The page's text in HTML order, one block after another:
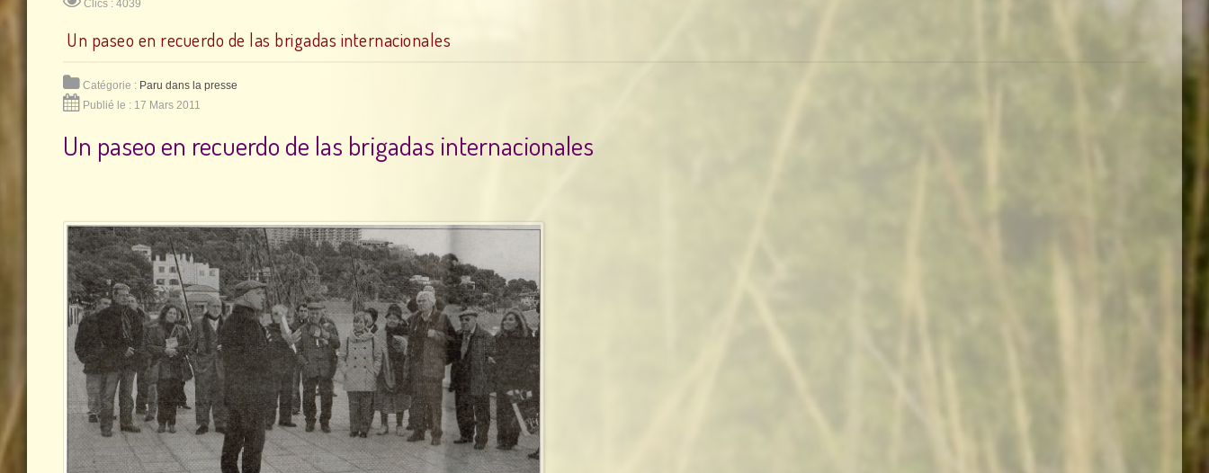
Clics : 4039
Un paseo en recuerdo de las brigadas internacionales
Catégorie : Paru dans la presse
Publié le : 17 Mars 2011
Un paseo en recuerdo de las brigadas internacionales